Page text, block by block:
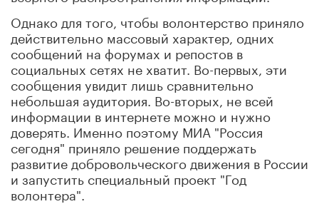
Однако для того, чтобы волонтерство приняло
действительно массовый характер, одних
сообщений на форумах и репостов в
социальных сетях не хватит. Во-первых, эти
сообщения увидит лишь сравнительно
небольшая аудитория. Во-вторых, не всей
информации в интернете можно и нужно
доверять. Именно поэтому МИА "Россия
сегодня" приняло решение поддержать
развитие добровольческого движения в России
и запустить специальный проект "Год
волонтера".